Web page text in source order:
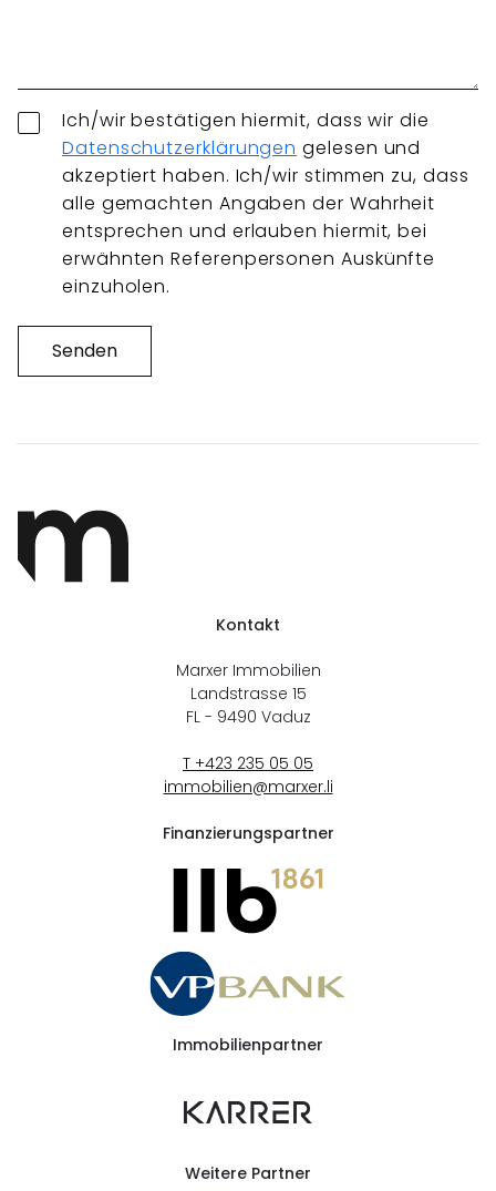
Ich/wir bestätigen hiermit, dass wir die
Datenschutzerklärungen gelesen und
akzeptiert haben. Ich/wir stimmen zu, dass
alle gemachten Angaben der Wahrheit
entsprechen und erlauben hiermit, bei
erwähnten Referenpersonen Auskünfte
einzuholen.
Senden
Kontakt
Marxer Immobilien
Landstrasse 15
FL - 9490 Vaduz
T +423 235 05 05
immobilien@marxer.li
Finanzierungspartner
Immobilienpartner
Weitere Partner